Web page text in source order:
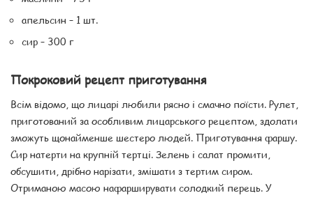
апельсин – 1 шт.
сир – 300 г
Покроковий рецепт приготування
Всім відомо, що лицарі любили рясно і смачно поїсти. Рулет,
приготований за особливим лицарського рецептом, здолати
зможуть щонайменше шестеро людей. Приготування фаршу.
Сир натерти на крупній тертці. Зелень і салат промити,
обсушити, дрібно нарізати, змішати з тертим сиром.
Отриманою масою нафарширувати солодкий перець. У